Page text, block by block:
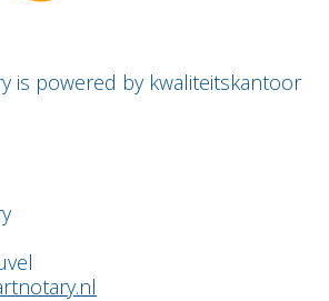
is powered by kwaliteitskantoor